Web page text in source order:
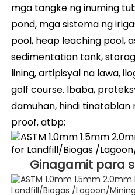
mga tangke ng inuming
pond, mga sistema ng
pool, heap leaching pool,
sedimentation tank,
lining, artipisyal na lawa,
golf course. Ibaba,
damuhan, hindi
proof, atbp;
Ginagamit para